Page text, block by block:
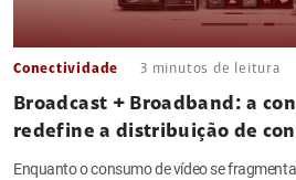
Conectividade 3 minutos de leitura
Broadcast + Broadband: a
redefine a distribuição de
Enquanto o consumo de vídeo se